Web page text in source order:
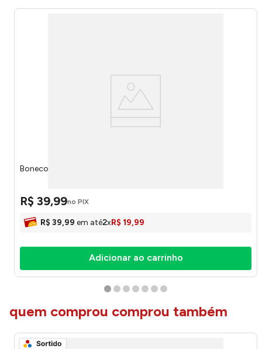
Boneco Hulk Marvel 885224 - marvel
R$ 39,99no PIX
R$ 39,99 em até2xR$ 19,99
Adicionar ao carrinho
quem comprou comprou também